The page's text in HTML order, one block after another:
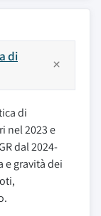
di
di
nel 2023 e
dal 2024-
e gravità dei